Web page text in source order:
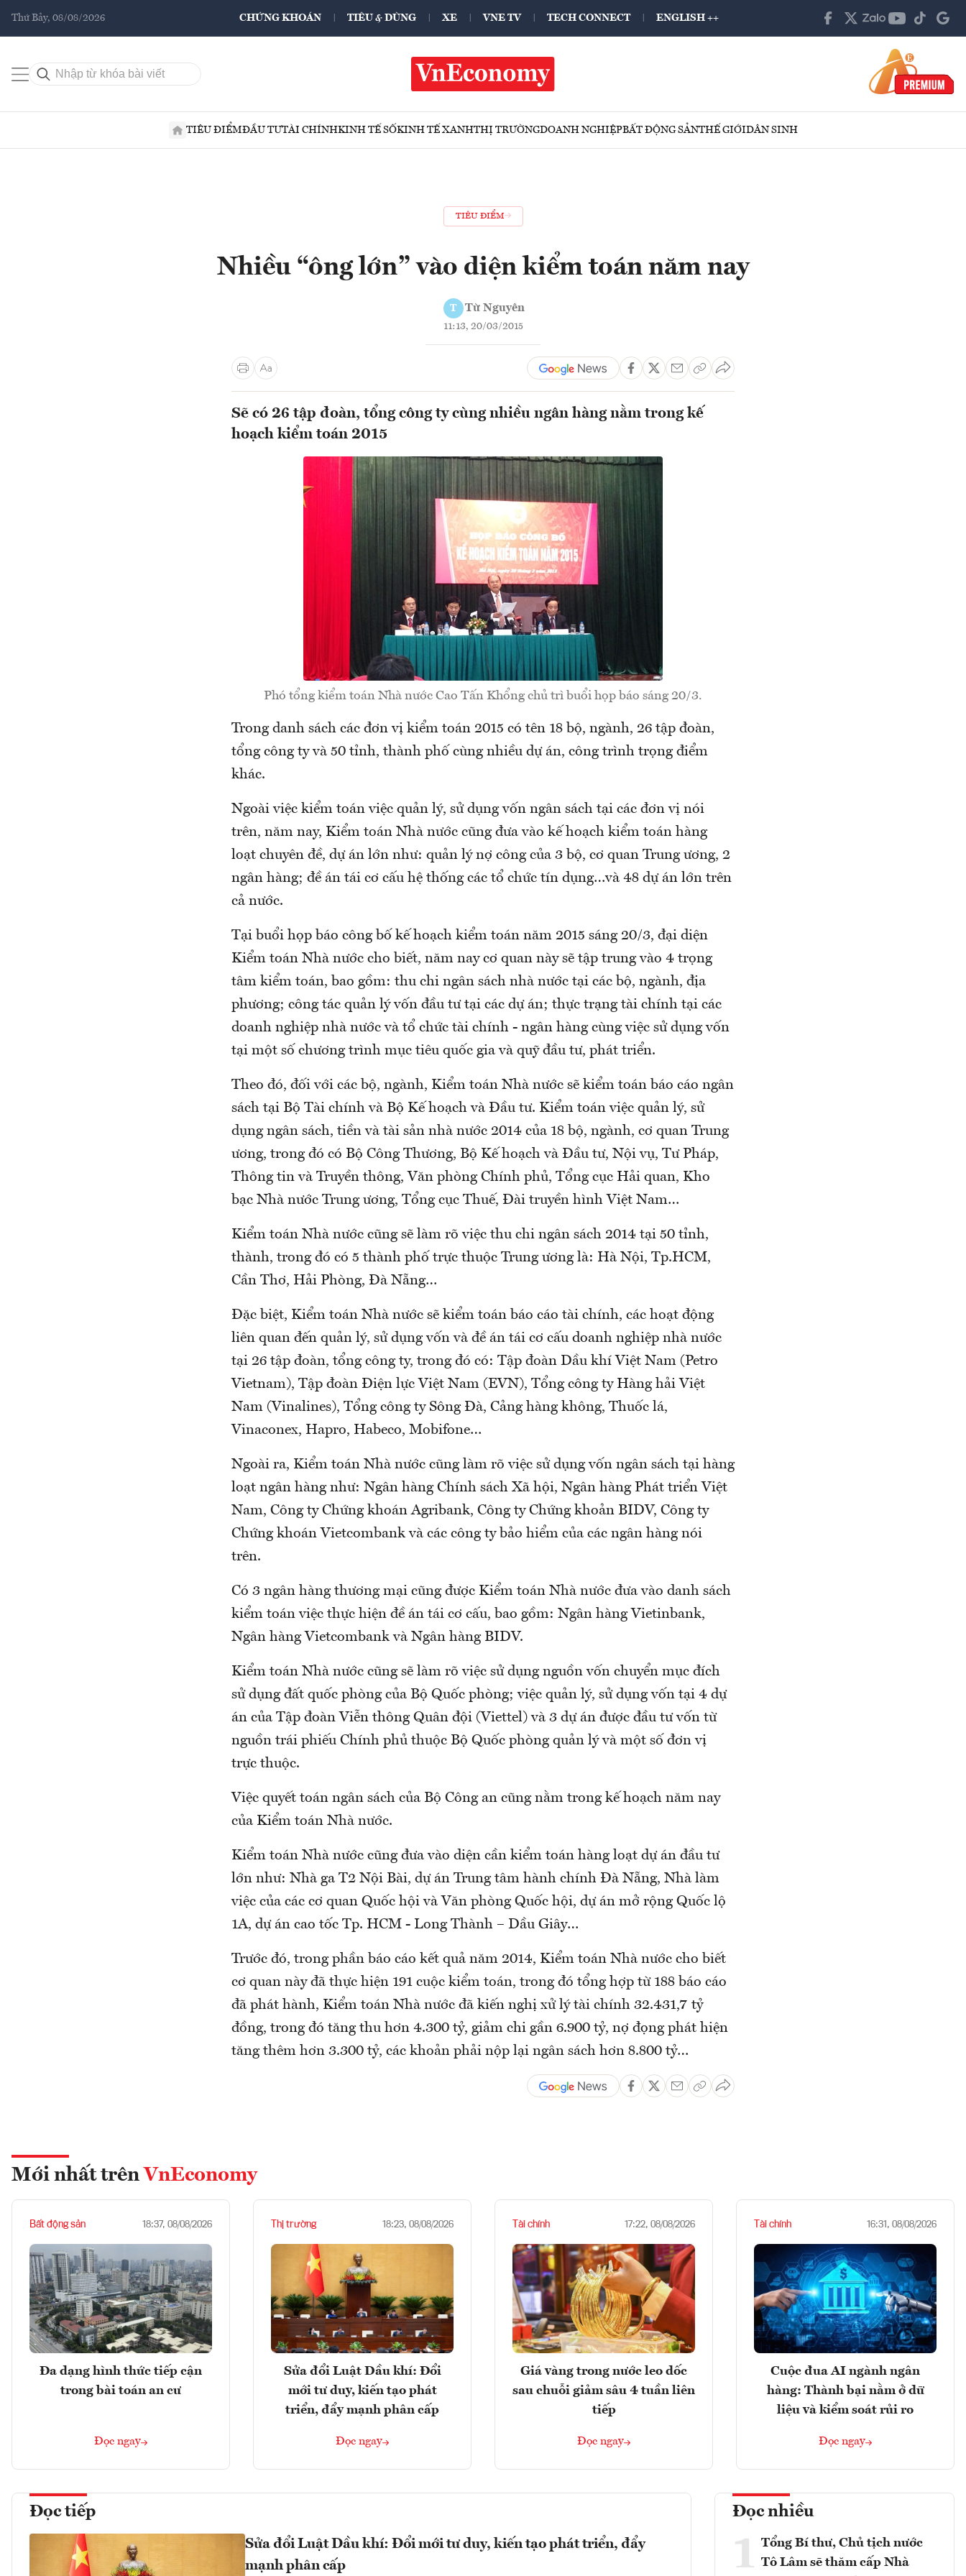
Thứ Bảy, 08/08/2026 CHỨNG KHOÁN TIÊU & DÙNG XE VNE TV TECH CONNECT ENGLISH ++
TIÊU ĐIỂMĐẦU TƯTÀI CHÍNHKINH TẾ SỐKINH TẾ XANHTHỊ TRƯỜNGDOANH NGHIỆPBẤT ĐỘNG SẢNTHẾ GIỚIDÂN SINH
TIÊU ĐIỂM
Nhiều “ông lớn” vào diện kiểm toán năm nay
T Từ Nguyên
11:13, 20/03/2015
Sẽ có 26 tập đoàn, tổng công ty cùng nhiều ngân hàng nằm trong kế
hoạch kiểm toán 2015
Phó tổng kiểm toán Nhà nước Cao Tấn Khổng chủ trì buổi họp báo sáng 20/3.
Trong danh sách các đơn vị kiểm toán 2015 có tên 18 bộ, ngành, 26 tập đoàn,
tổng công ty và 50 tỉnh, thành phố cùng nhiều dự án, công trình trọng điểm
khác.
Ngoài việc kiểm toán việc quản lý, sử dụng vốn ngân sách tại các đơn vị nói
trên, năm nay, Kiểm toán Nhà nước cũng đưa vào kế hoạch kiểm toán hàng
loạt chuyên đề, dự án lớn như: quản lý nợ công của 3 bộ, cơ quan Trung ương, 2
ngân hàng; đề án tái cơ cấu hệ thống các tổ chức tín dụng…và 48 dự án lớn trên
cả nước.
Tại buổi họp báo công bố kế hoạch kiểm toán năm 2015 sáng 20/3, đại diện
Kiểm toán Nhà nước cho biết, năm nay cơ quan này sẽ tập trung vào 4 trọng
tâm kiểm toán, bao gồm: thu chi ngân sách nhà nước tại các bộ, ngành, địa
phương; công tác quản lý vốn đầu tư tại các dự án; thực trạng tài chính tại các
doanh nghiệp nhà nước và tổ chức tài chính - ngân hàng cùng việc sử dụng vốn
tại một số chương trình mục tiêu quốc gia và quỹ đầu tư, phát triển.
Theo đó, đối với các bộ, ngành, Kiểm toán Nhà nước sẽ kiểm toán báo cáo ngân
sách tại Bộ Tài chính và Bộ Kế hoạch và Đầu tư. Kiểm toán việc quản lý, sử
dụng ngân sách, tiền và tài sản nhà nước 2014 của 18 bộ, ngành, cơ quan Trung
ương, trong đó có Bộ Công Thương, Bộ Kế hoạch và Đầu tư, Nội vụ, Tư Pháp,
Thông tin và Truyền thông, Văn phòng Chính phủ, Tổng cục Hải quan, Kho
bạc Nhà nước Trung ương, Tổng cục Thuế, Đài truyền hình Việt Nam…
Kiểm toán Nhà nước cũng sẽ làm rõ việc thu chi ngân sách 2014 tại 50 tỉnh,
thành, trong đó có 5 thành phố trực thuộc Trung ương là: Hà Nội, Tp.HCM,
Cần Thơ, Hải Phòng, Đà Nẵng…
Đặc biệt, Kiểm toán Nhà nước sẽ kiểm toán báo cáo tài chính, các hoạt động
liên quan đến quản lý, sử dụng vốn và đề án tái cơ cấu doanh nghiệp nhà nước
tại 26 tập đoàn, tổng công ty, trong đó có: Tập đoàn Dầu khí Việt Nam (Petro
Vietnam), Tập đoàn Điện lực Việt Nam (EVN), Tổng công ty Hàng hải Việt
Nam (Vinalines), Tổng công ty Sông Đà, Cảng hàng không, Thuốc lá,
Vinaconex, Hapro, Habeco, Mobifone…
Ngoài ra, Kiểm toán Nhà nước cũng làm rõ việc sử dụng vốn ngân sách tại hàng
loạt ngân hàng như: Ngân hàng Chính sách Xã hội, Ngân hàng Phát triển Việt
Nam, Công ty Chứng khoán Agribank, Công ty Chứng khoản BIDV, Công ty
Chứng khoán Vietcombank và các công ty bảo hiểm của các ngân hàng nói
trên.
Có 3 ngân hàng thương mại cũng được Kiểm toán Nhà nước đưa vào danh sách
kiểm toán việc thực hiện đề án tái cơ cấu, bao gồm: Ngân hàng Vietinbank,
Ngân hàng Vietcombank và Ngân hàng BIDV.
Kiểm toán Nhà nước cũng sẽ làm rõ việc sử dụng nguồn vốn chuyển mục đích
sử dụng đất quốc phòng của Bộ Quốc phòng; việc quản lý, sử dụng vốn tại 4 dự
án của Tập đoàn Viễn thông Quân đội (Viettel) và 3 dự án được đầu tư vốn từ
nguồn trái phiếu Chính phủ thuộc Bộ Quốc phòng quản lý và một số đơn vị
trực thuộc.
Việc quyết toán ngân sách của Bộ Công an cũng nằm trong kế hoạch năm nay
của Kiểm toán Nhà nước.
Kiểm toán Nhà nước cũng đưa vào diện cần kiểm toán hàng loạt dự án đầu tư
lớn như: Nhà ga T2 Nội Bài, dự án Trung tâm hành chính Đà Nẵng, Nhà làm
việc của các cơ quan Quốc hội và Văn phòng Quốc hội, dự án mở rộng Quốc lộ
1A, dự án cao tốc Tp. HCM - Long Thành – Dầu Giây…
Trước đó, trong phần báo cáo kết quả năm 2014, Kiểm toán Nhà nước cho biết
cơ quan này đã thực hiện 191 cuộc kiểm toán, trong đó tổng hợp từ 188 báo cáo
đã phát hành, Kiểm toán Nhà nước đã kiến nghị xử lý tài chính 32.431,7 tỷ
đồng, trong đó tăng thu hơn 4.300 tỷ, giảm chi gần 6.900 tỷ, nợ đọng phát hiện
tăng thêm hơn 3.300 tỷ, các khoản phải nộp lại ngân sách hơn 8.800 tỷ…
Mới nhất trên VnEconomy
Bất động sản 18:37, 08/08/2026
Đa dạng hình thức tiếp cận
trong bài toán an cư
Đọc ngay
Thị trường 18:23, 08/08/2026
Sửa đổi Luật Dầu khí: Đổi
mới tư duy, kiến tạo phát
triển, đẩy mạnh phân cấp
Đọc ngay
Tài chính 17:22, 08/08/2026
Giá vàng trong nước leo dốc
sau chuỗi giảm sâu 4 tuần liên
tiếp
Đọc ngay
Tài chính 16:31, 08/08/2026
Cuộc đua AI ngành ngân
hàng: Thành bại nằm ở dữ
liệu và kiểm soát rủi ro
Đọc ngay
Đọc tiếp
Sửa đổi Luật Dầu khí: Đổi mới tư duy, kiến tạo phát triển, đẩy
mạnh phân cấp
Đọc nhiều
1 Tổng Bí thư, Chủ tịch nước
Tô Lâm sẽ thăm cấp Nhà